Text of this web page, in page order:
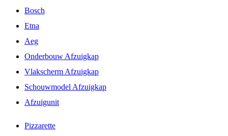
Bosch
Etna
Aeg
Onderbouw Afzuigkap
Vlakscherm Afzuigkap
Schouwmodel Afzuigkap
Afzuigunit
Pizzarette